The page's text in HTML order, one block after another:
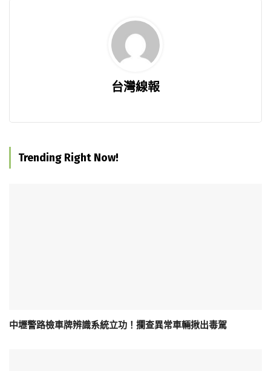
台灣線報
Trending Right Now!
中壢警路檢車牌辨識系統立功！攔查異常車輛揪出毒駕